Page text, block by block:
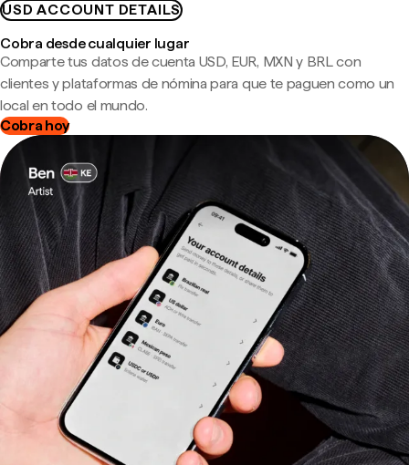
USD ACCOUNT DETAILS
Cobra desde cualquier lugar
Comparte tus datos de cuenta USD, EUR, MXN y BRL con
clientes y plataformas de nómina para que te paguen como un
local en todo el mundo.
Cobra hoy